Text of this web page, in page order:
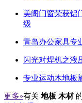
美阁门窗荣获铝
级
青岛办公家具专
闪光对焊机之液
专业运动木地板
更多»有关 地板 木材